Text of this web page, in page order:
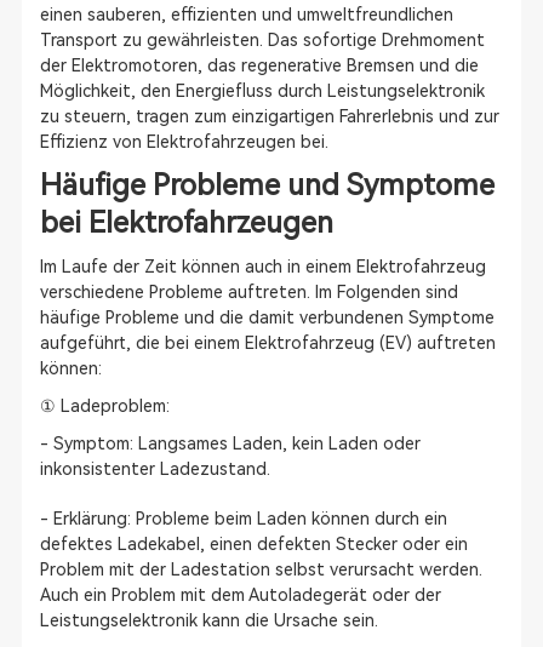
einen sauberen, effizienten und umweltfreundlichen
Transport zu gewährleisten. Das sofortige Drehmoment
der Elektromotoren, das regenerative Bremsen und die
Möglichkeit, den Energiefluss durch Leistungselektronik
zu steuern, tragen zum einzigartigen Fahrerlebnis und zur
Effizienz von Elektrofahrzeugen bei.
Häufige Probleme und Symptome
bei Elektrofahrzeugen
Im Laufe der Zeit können auch in einem Elektrofahrzeug
verschiedene Probleme auftreten. Im Folgenden sind
häufige Probleme und die damit verbundenen Symptome
aufgeführt, die bei einem Elektrofahrzeug (EV) auftreten
können:
① Ladeproblem:
- Symptom: Langsames Laden, kein Laden oder
inkonsistenter Ladezustand.
- Erklärung: Probleme beim Laden können durch ein
defektes Ladekabel, einen defekten Stecker oder ein
Problem mit der Ladestation selbst verursacht werden.
Auch ein Problem mit dem Autoladegerät oder der
Leistungselektronik kann die Ursache sein.